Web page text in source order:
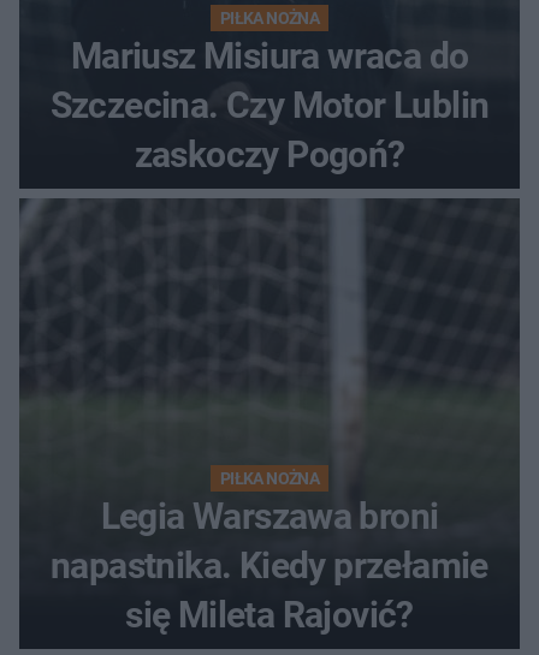
PIŁKA NOŻNA
Mariusz Misiura wraca do
Szczecina. Czy Motor Lublin
zaskoczy Pogoń?
PIŁKA NOŻNA
Legia Warszawa broni
napastnika. Kiedy przełamie
się Mileta Rajović?